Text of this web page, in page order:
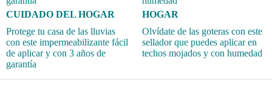
CUIDADO DEL HOGAR
Protege tu casa de las lluvias
con este impermeabilizante fácil
de aplicar y con 3 años de
garantía
HOGAR
Olvídate de las goteras con este
sellador que puedes aplicar en
techos mojados y con humedad